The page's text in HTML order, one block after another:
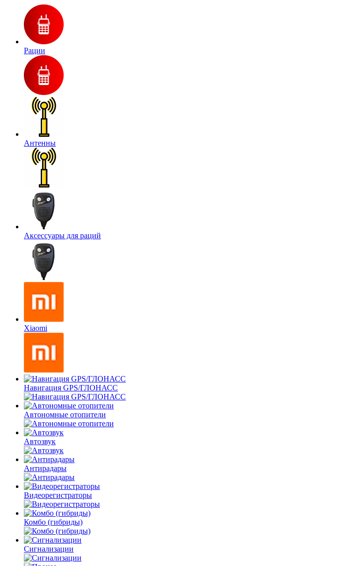
Рации
Антенны
Аксессуары для раций
Xiaomi
Навигация GPS/ГЛОНАСС
Автономные отопители
Автозвук
Антирадары
Видеорегистраторы
Комбо (гибриды)
Сигнализации